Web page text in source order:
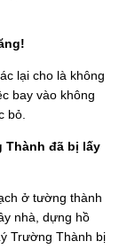
lại cho là không
bay vào không
bỏ.
Thành đã bị lấy
ở tường thành
nhà, dựng hồ
Trường Thành bị